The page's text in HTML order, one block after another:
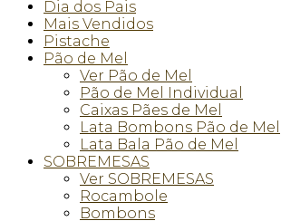
Dia dos Pais
Mais Vendidos
Pistache
Pão de Mel
Ver Pão de Mel
Pão de Mel Individual
Caixas Pães de Mel
Lata Bombons Pão de Mel
Lata Bala Pão de Mel
SOBREMESAS
Ver SOBREMESAS
Rocambole
Bombons